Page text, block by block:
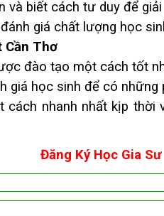
và biết cách tư duy để
giá chất lượng học
Cần Thơ
đào tạo một cách tốt
giá học sinh để có những
nhanh nhất kịp thời
Đăng Ký Học Gia Sư